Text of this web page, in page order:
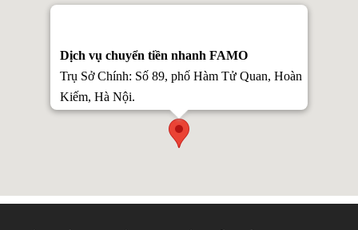
Dịch vụ chuyển tiền nhanh FAMO
Trụ Sở Chính: Số 89, phố Hàm Tử Quan, Hoàn
Kiếm, Hà Nội.
Cơ sở 1: Số nhà 70 Ngõ 1 Quan Nhân, Thanh
Cơ sở 2: Số 30 Ngõ 105 Bạch Mai, Hai Bà